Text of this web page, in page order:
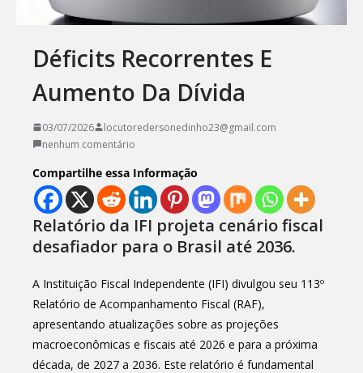
Déficits Recorrentes E
Aumento Da Dívida
03/07/2026
locutoredersonedinho23@gmail.com
nenhum comentário
Compartilhe essa Informação
Relatório da IFI projeta cenário fiscal
desafiador para o Brasil até 2036.
A Instituição Fiscal Independente (IFI) divulgou seu 113º
Relatório de Acompanhamento Fiscal (RAF),
apresentando atualizações sobre as projeções
macroeconômicas e fiscais até 2026 e para a próxima
década, de 2027 a 2036. Este relatório é fundamental